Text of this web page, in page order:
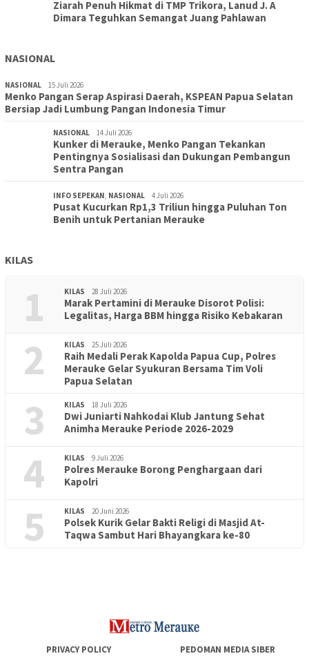
Ziarah Penuh Hikmat di TMP Trikora, Lanud J. A
Dimara Teguhkan Semangat Juang Pahlawan
NASIONAL
NASIONAL 15 Juli 2026
Menko Pangan Serap Aspirasi Daerah, KSPEAN Papua Selatan
Bersiap Jadi Lumbung Pangan Indonesia Timur
NASIONAL 14 Juli 2026
Kunker di Merauke, Menko Pangan Tekankan
Pentingnya Sosialisasi dan Dukungan Pembangun
Sentra Pangan
INFO SEPEKAN, NASIONAL 4 Juli 2026
Pusat Kucurkan Rp1,3 Triliun hingga Puluhan Ton
Benih untuk Pertanian Merauke
KILAS
1 KILAS 28 Juli 2026
Marak Pertamini di Merauke Disorot Polisi:
Legalitas, Harga BBM hingga Risiko Kebakaran
2 KILAS 25 Juli 2026
Raih Medali Perak Kapolda Papua Cup, Polres
Merauke Gelar Syukuran Bersama Tim Voli
Papua Selatan
3 KILAS 18 Juli 2026
Dwi Juniarti Nahkodai Klub Jantung Sehat
Animha Merauke Periode 2026-2029
4 KILAS 9 Juli 2026
Polres Merauke Borong Penghargaan dari
Kapolri
5 KILAS 20 Juni 2026
Polsek Kurik Gelar Bakti Religi di Masjid At-
Taqwa Sambut Hari Bhayangkara ke-80
PENDIDIKAN 18 Juni 2026
Lepas Puluhan Peserta Didik, TK Yapis 2 Merauke Siapkan
PRIVACY POLICY
PEDOMAN MEDIA SIBER